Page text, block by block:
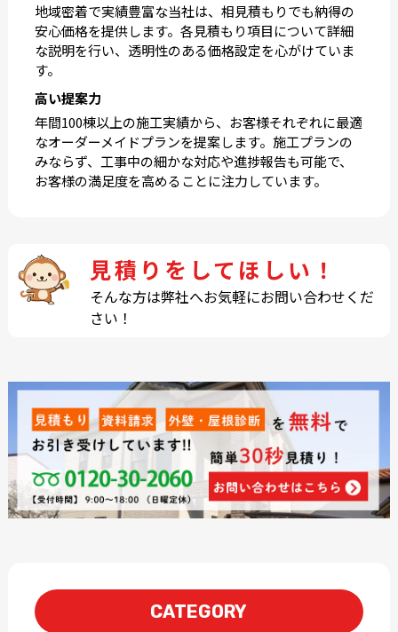
地域密着で実績豊富な当社は、相見積もりでも納得の
安心価格を提供します。各見積もり項目について詳細
な説明を行い、透明性のある価格設定を心がけていま
す。
高い提案力
年間100棟以上の施工実績から、お客様それぞれに最適
なオーダーメイドプランを提案します。施工プランの
みならず、工事中の細かな対応や進捗報告も可能で、
お客様の満足度を高めることに注力しています。
見積りをしてほしい！
そんな方は弊社へお気軽にお問い合わせくだ
さい！
CATEGORY